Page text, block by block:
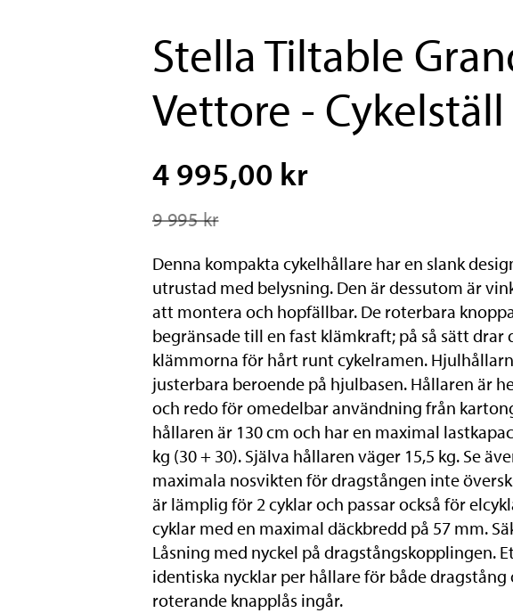
Stella Tiltable
Vettore - Cykelställ
4 995,00 kr
9 995 kr
Denna kompakta cykelhållare har en slank
utrustad med belysning. Den är dessutom är
att montera och hopfällbar. De roterbara
begränsade till en fast klämkraft; på så sätt drar
klämmorna för hårt runt cykelramen.
justerbara beroende på hjulbasen. Hållaren är
och redo för omedelbar användning från
hållaren är 130 cm och har en maximal
kg (30 + 30). Själva hållaren väger 15,5 kg. Se
maximala nosvikten för dragstången inte
är lämplig för 2 cyklar och passar också för
cyklar med en maximal däckbredd på 57 mm.
Låsning med nyckel på dragstångskopplingen.
identiska nycklar per hållare för både dragstång
roterande knapplås ingår.